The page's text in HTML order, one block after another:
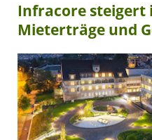
Infracore steigert
Mieterträge und